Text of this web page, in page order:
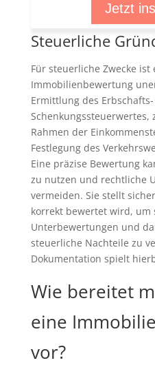
Jetzt
Steuerliche
Für steuerliche Zwecke ist
Immobilienbewertung
Ermittlung des
Rahmen der
Festlegung des
Eine präzise Bewertung
zu nutzen und rechtliche
vermeiden. Sie stellt
korrekt bewertet wird, um
Unterbewertungen und
steuerliche Nachteile zu
Dokumentation spielt
Wie bereitet
eine
vor?